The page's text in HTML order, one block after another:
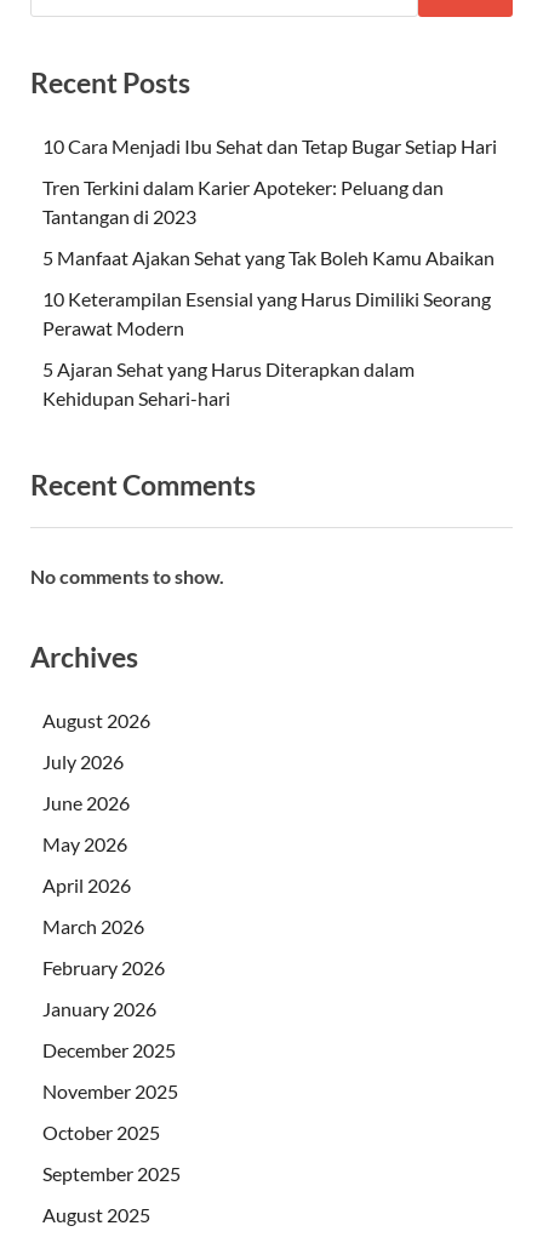
Recent Posts
10 Cara Menjadi Ibu Sehat dan Tetap Bugar Setiap Hari
Tren Terkini dalam Karier Apoteker: Peluang dan
Tantangan di 2023
5 Manfaat Ajakan Sehat yang Tak Boleh Kamu Abaikan
10 Keterampilan Esensial yang Harus Dimiliki Seorang
Perawat Modern
5 Ajaran Sehat yang Harus Diterapkan dalam
Kehidupan Sehari-hari
Recent Comments
No comments to show.
Archives
August 2026
July 2026
June 2026
May 2026
April 2026
March 2026
February 2026
January 2026
December 2025
November 2025
October 2025
September 2025
August 2025